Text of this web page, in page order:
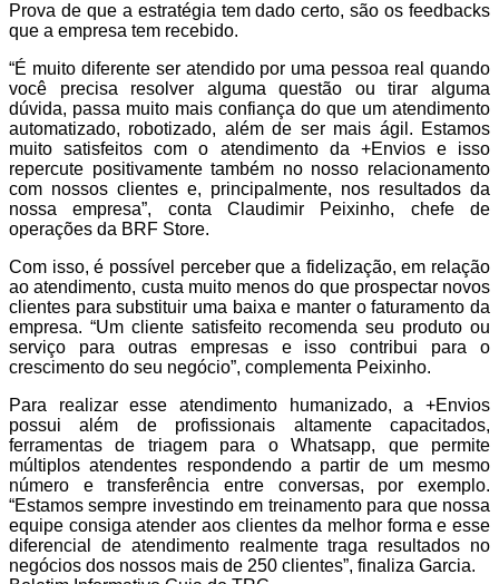
Prova de que a estratégia tem dado certo, são os feedbacks
que a empresa tem recebido.
“É muito diferente ser atendido por uma pessoa real quando
você precisa resolver alguma questão ou tirar alguma
dúvida, passa muito mais confiança do que um atendimento
automatizado, robotizado, além de ser mais ágil. Estamos
muito satisfeitos com o atendimento da +Envios e isso
repercute positivamente também no nosso relacionamento
com nossos clientes e, principalmente, nos resultados da
nossa empresa”, conta Claudimir Peixinho, chefe de
operações da BRF Store.
Com isso, é possível perceber que a fidelização, em relação
ao atendimento, custa muito menos do que prospectar novos
clientes para substituir uma baixa e manter o faturamento da
empresa. “Um cliente satisfeito recomenda seu produto ou
serviço para outras empresas e isso contribui para o
crescimento do seu negócio”, complementa Peixinho.
Para realizar esse atendimento humanizado, a +Envios
possui além de profissionais altamente capacitados,
ferramentas de triagem para o Whatsapp, que permite
múltiplos atendentes respondendo a partir de um mesmo
número e transferência entre conversas, por exemplo.
“Estamos sempre investindo em treinamento para que nossa
equipe consiga atender aos clientes da melhor forma e esse
diferencial de atendimento realmente traga resultados no
negócios dos nossos mais de 250 clientes”, finaliza Garcia.